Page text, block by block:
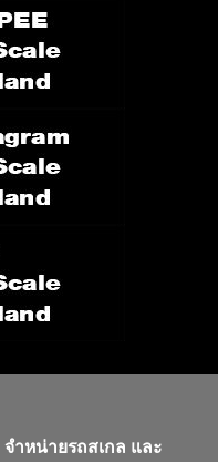
จำหน่ายรถสเกล และ